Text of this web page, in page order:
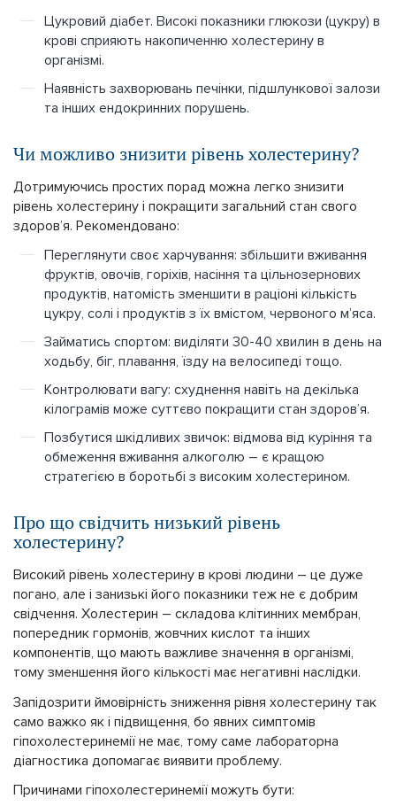
Цукровий діабет. Високі показники глюкози (цукру) в
крові сприяють накопиченню холестерину в
організмі.
Наявність захворювань печінки, підшлункової залози
та інших ендокринних порушень.
Чи можливо знизити рівень холестерину?
Дотримуючись простих порад можна легко знизити
рівень холестерину і покращити загальний стан свого
здоров’я. Рекомендовано:
Переглянути своє харчування: збільшити вживання
фруктів, овочів, горіхів, насіння та цільнозернових
продуктів, натомість зменшити в раціоні кількість
цукру, солі і продуктів з їх вмістом, червоного м’яса.
Займатись спортом: виділяти 30-40 хвилин в день на
ходьбу, біг, плавання, їзду на велосипеді тощо.
Контролювати вагу: схуднення навіть на декілька
кілограмів може суттєво покращити стан здоров’я.
Позбутися шкідливих звичок: відмова від куріння та
обмеження вживання алкоголю – є кращою
стратегією в боротьбі з високим холестерином.
Про що свідчить низький рівень
холестерину?
Високий рівень холестерину в крові людини – це дуже
погано, але і занизькі його показники теж не є добрим
свідчення. Холестерин – складова клітинних мембран,
попередник гормонів, жовчних кислот та інших
компонентів, що мають важливе значення в організмі,
тому зменшення його кількості має негативні наслідки.
Запідозрити ймовірність зниження рівня холестерину так
само важко як і підвищення, бо явних симптомів
гіпохолестеринемії не має, тому саме лабораторна
діагностика допомагає виявити проблему.
Причинами гіпохолестеринемії можуть бути: